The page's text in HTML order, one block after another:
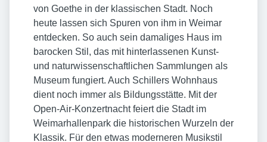
von Goethe in der klassischen Stadt. Noch
heute lassen sich Spuren von ihm in Weimar
entdecken. So auch sein damaliges Haus im
barocken Stil, das mit hinterlassenen Kunst-
und naturwissenschaftlichen Sammlungen als
Museum fungiert. Auch Schillers Wohnhaus
dient noch immer als Bildungsstätte. Mit der
Open-Air-Konzertnacht feiert die Stadt im
Weimarhallenpark die historischen Wurzeln der
Klassik. Für den etwas moderneren Musikstil